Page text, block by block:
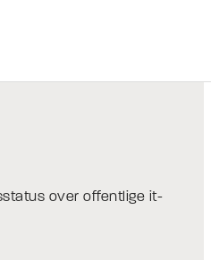
over offentlige it-